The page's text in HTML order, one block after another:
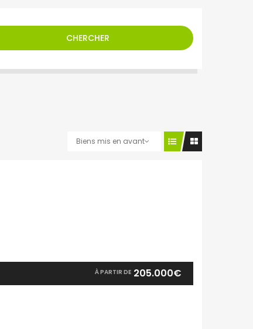
CHERCHER
Biens mis en avant
À PARTIR DE 205.000€